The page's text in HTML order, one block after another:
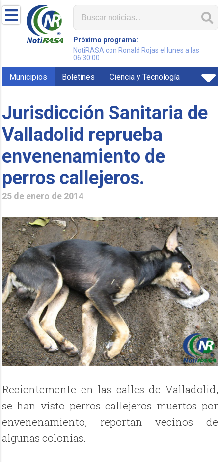
Próximo programa:
NotiRASA con Ronald Rojas el lunes a las
06:30:00
Municipios Boletines Ciencia y Tecnología
Jurisdicción Sanitaria de
Valladolid reprueba
envenenamiento de
perros callejeros.
25 de enero de 2014
Recientemente en las calles de Valladolid,
se han visto perros callejeros muertos por
envenenamiento, reportan vecinos de
algunas colonias.